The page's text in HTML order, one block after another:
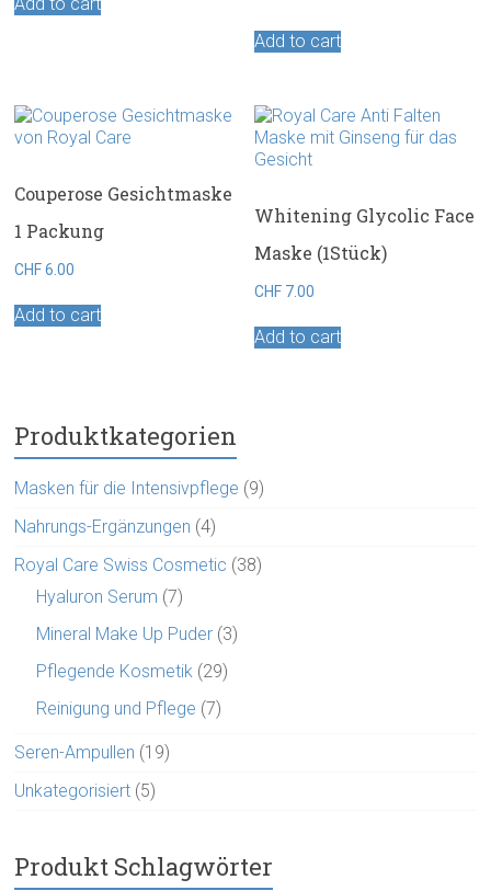
Add to cart
Couperose Gesichtmaske
1 Packung
CHF6.00
Add to cart
Whitening Glycolic Face
Maske (1Stück)
CHF 7.00
Add to cart
Produktkategorien
Masken für die Intensivpflege (9)
Nahrungs-Ergänzungen (4)
Royal Care Swiss Cosmetic (38)
Hyaluron Serum (7)
Mineral Make Up Puder (3)
Pflegende Kosmetik (29)
Reinigung und Pflege (7)
Seren-Ampullen (19)
Unkategorisiert (5)
Produkt Schlagwörter